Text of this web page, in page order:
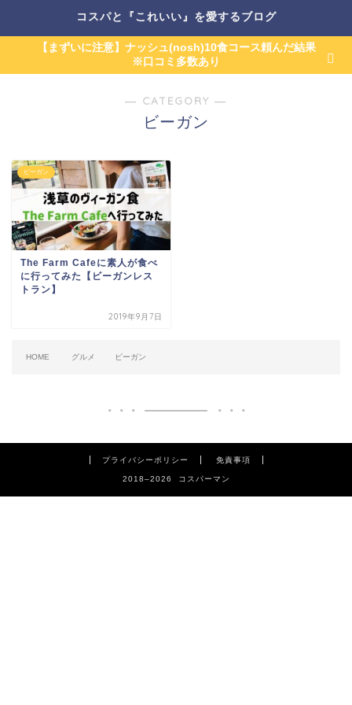
コスパと『これいい』を愛するブログ
【まずいに注意】ナッシュ(nosh)10食コース頼んだ結果
※口コミ多数あり
― CATEGORY ―
ビーガン
ビーガン
The Farm Cafeに素人が食べ
に行ってみた【ビーガンレス
トラン】
2019年9月7日
HOME グルメ ビーガン
プライバシーポリシー 免責事項
2018–2026 コスパーマン